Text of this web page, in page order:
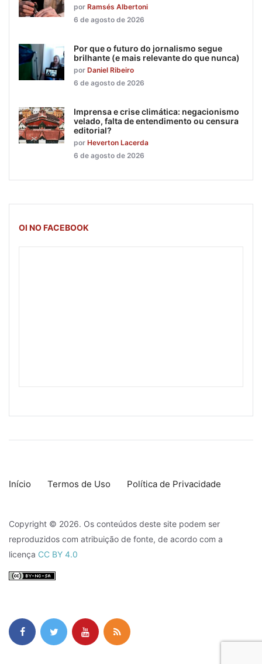
por Ramsés Albertoni
6 de agosto de 2026
Por que o futuro do jornalismo segue
brilhante (e mais relevante do que nunca)
por Daniel Ribeiro
6 de agosto de 2026
Imprensa e crise climática: negacionismo
velado, falta de entendimento ou censura
editorial?
por Heverton Lacerda
6 de agosto de 2026
OI NO FACEBOOK
Início Termos de Uso Política de Privacidade
Copyright © 2026. Os conteúdos deste site podem ser
reproduzidos com atribuição de fonte, de acordo com a
licença CC BY 4.0